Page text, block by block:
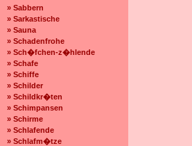
» Sabbern
» Sarkastische
» Sauna
» Schadenfrohe
» Sch�fchen-z�hlende
» Schafe
» Schiffe
» Schilder
» Schildkr�ten
» Schimpansen
» Schirme
» Schlafende
» Schlafm�tze